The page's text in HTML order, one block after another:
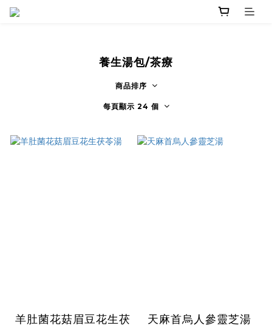
養生湯包/茶療
商品排序
每頁顯示 24 個
羊肚菌花菇眉豆花生茯
天麻首烏人參靈芝湯